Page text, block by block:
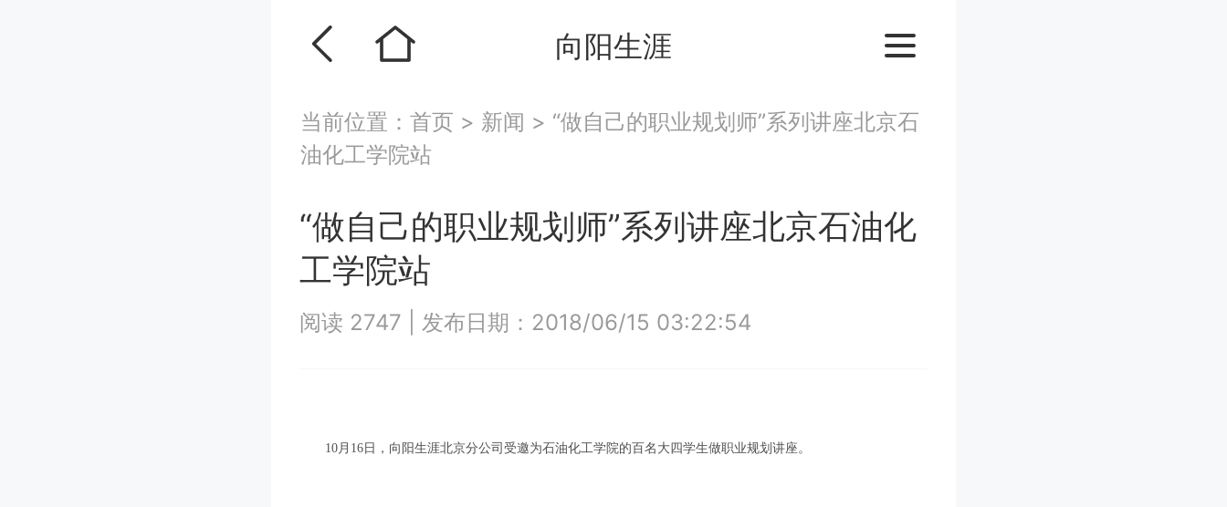
向阳生涯
当前位置： 首页 > 新闻 > “做自己的职业规划师”系列讲座北京石
油化工学院站
“做自己的职业规划师”系列讲座北京石油化
工学院站
阅读 2747 发布日期：2018/06/15 03:22:54
10月16日，向阳生涯北京分公司受邀为石油化工学院的百名大四学生做职业规划讲座。